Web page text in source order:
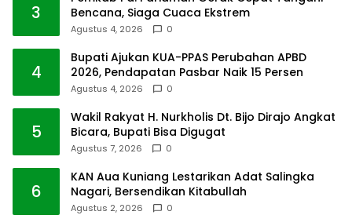
3
Bencana, Siaga Cuaca Ekstrem
Agustus 4, 2026 0
4
Bupati Ajukan KUA-PPAS Perubahan APBD
2026, Pendapatan Pasbar Naik 15 Persen
Agustus 4, 2026 0
5
Wakil Rakyat H. Nurkholis Dt. Bijo Dirajo Angkat
Bicara, Bupati Bisa Digugat
Agustus 7, 2026 0
6
KAN Aua Kuniang Lestarikan Adat Salingka
Nagari, Bersendikan Kitabullah
Agustus 2, 2026 0